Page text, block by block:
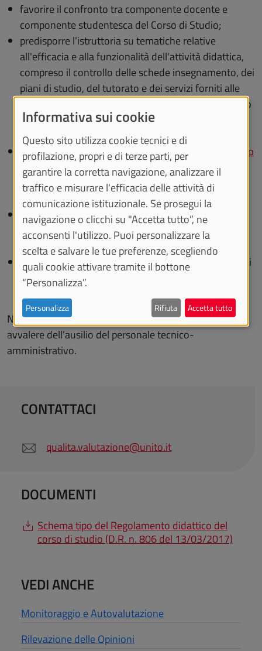
favorire il confronto tra componente docente e
componente studentesca del Corso di Studio;
predisporre l’istruttoria su tematiche relative
all'efficacia e alla funzionalità dell'attività didattica,
compreso il controllo delle schede insegnamento, dei
piani di studio, del tutorato e dei servizi forniti alle
studentesse e agli studenti; sugli indicatori del Corso
di Studio; sullarilevazione delle opinioni
un'adeguata diffusione;
effettuare autovalutazione e redigere il
Monitoraggio
Annuale e del Riesame Ciclico del Corso di Studio
compreso il monitoraggio degli interventi correttivi
proposti;
supportare il Presidente del Corso di Studio nella
predisposizione e aggiornamento delle informazioni
della schedaSUA-CdS ;
favorire il collegamento con le strutture didattiche di
raccordo per i problemi di competenza della
Nello svolgimento dei propri compiti la CMR si può
avvalere dell’ausilio del personale tecnico-
amministrativo.
CONTATTACI
qualita.valutazione@unito.it
DOCUMENTI
Schema tipo del Regolamento didattico del
corso di studio (D.R. n. 806 del 13/03/2017)
VEDI ANCHE
Monitoraggio e Autovalutazione
Rilevazione delle Opinioni
Informativa sui cookie
Questo sito utilizza cookie tecnici e di
profilazione, propri e di terze parti, per
garantire la corretta navigazione, analizzare il
traffico e misurare l'efficacia delle attività di
comunicazione istituzionale. Se prosegui la
navigazione o clicchi su "Accetta tutto”, ne
acconsenti l'utilizzo. Puoi personalizzare la
scelta e salvare le tue preferenze, scegliendo
quali cookie attivare tramite il bottone
“Personalizza”.
Personalizza Rifiuta Accetta tutto